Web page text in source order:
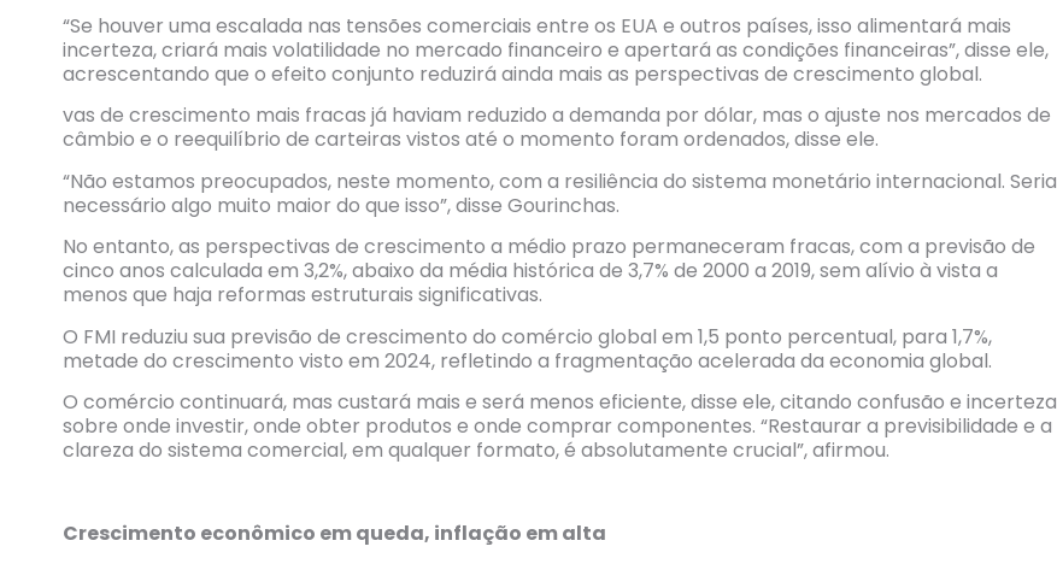
“Se houver uma escalada nas tensões comerciais entre os EUA e outros países, isso alimentará mais
incerteza, criará mais volatilidade no mercado financeiro e apertará as condições financeiras”, disse ele,
acrescentando que o efeito conjunto reduzirá ainda mais as perspectivas de crescimento global.
vas de crescimento mais fracas já haviam reduzido a demanda por dólar, mas o ajuste nos mercados de
câmbio e o reequilíbrio de carteiras vistos até o momento foram ordenados, disse ele.
“Não estamos preocupados, neste momento, com a resiliência do sistema monetário internacional. Seria
necessário algo muito maior do que isso”, disse Gourinchas.
No entanto, as perspectivas de crescimento a médio prazo permaneceram fracas, com a previsão de
cinco anos calculada em 3,2%, abaixo da média histórica de 3,7% de 2000 a 2019, sem alívio à vista a
menos que haja reformas estruturais significativas.
O FMI reduziu sua previsão de crescimento do comércio global em 1,5 ponto percentual, para 1,7%,
metade do crescimento visto em 2024, refletindo a fragmentação acelerada da economia global.
O comércio continuará, mas custará mais e será menos eficiente, disse ele, citando confusão e incerteza
sobre onde investir, onde obter produtos e onde comprar componentes. “Restaurar a previsibilidade e a
clareza do sistema comercial, em qualquer formato, é absolutamente crucial”, afirmou.
Crescimento econômico em queda, inflação em alta